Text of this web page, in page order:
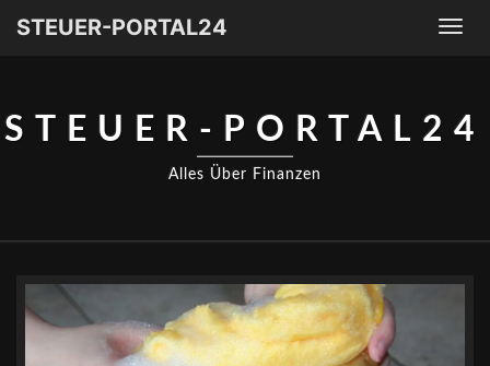
STEUER-PORTAL24
STEUER-PORTAL24
Alles Über Finanzen